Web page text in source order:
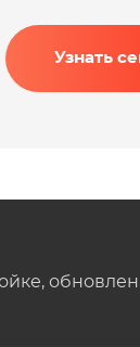
Узнать